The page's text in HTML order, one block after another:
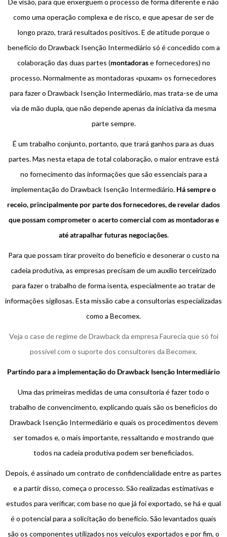
De visão, para que enxerguem o processo de forma diferente e não
como uma operação complexa e de risco, e que apesar de ser de
longo prazo, trará resultados positivos. E de atitude porque o
benefício do Drawback Isenção Intermediário só é concedido com a
colaboração das duas partes (montadorase fornecedores) no
processo. Normalmente as montadoras «puxam» os fornecedores
para fazer o Drawback Isenção Intermediário, mas trata-se de uma
via de mão dupla, que não depende apenas da iniciativa da mesma
parte sempre.
É um trabalho conjunto, portanto, que trará ganhos para as duas
partes. Mas nesta etapa de total colaboração, o maior entrave está
no fornecimento das informações que são essenciais para a
implementação do Drawback Isenção Intermediário. Há sempre o
receio, principalmente por parte dos fornecedores, de revelar dados
que possam comprometer o acerto comercial com as montadoras e
até atrapalhar futuras negociações.
Para que possam tirar proveito do benefício e desonerar o custo na
cadeia produtiva, as empresas precisam de um auxílio terceirizado
para fazer o trabalho de forma isenta, especialmente ao tratar de
informações sigilosas. Esta missão cabe a consultorias especializadas
como a Becomex.
Veja o case de regime de Drawback da empresa Faurecia que só foi
possível com o suporte dos consultores da Becomex.
Partindo para a implementação do Drawback Isenção Intermediário
Uma das primeiras medidas de uma consultoria é fazer todo o
trabalho de convencimento, explicando quais são os benefícios do
Drawback Isenção Intermediário e quais os procedimentos devem
ser tomados e, o mais importante, ressaltando e mostrando que
todos na cadeia produtiva podem ser beneficiados.
Depois, é assinado um contrato de confidencialidade entre as partes
e a partir disso, começa o processo. São realizadas estimativas e
estudos para verificar, com base no que já foi exportado, se há e qual
é o potencial para a solicitação do benefício. São levantados quais
são os componentes utilizados nos veículos exportados e por fim, o